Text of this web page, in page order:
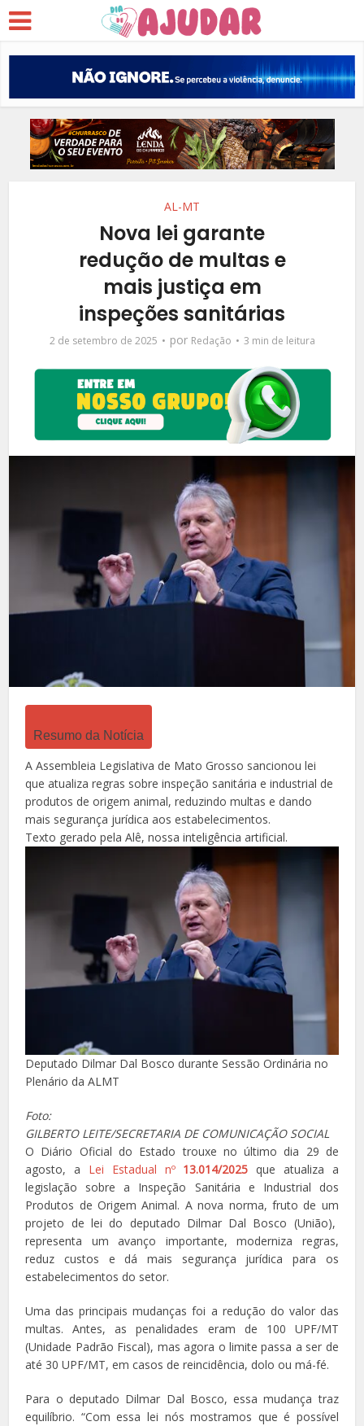
AL-MT
Nova lei garante
redução de multas e
mais justiça em
inspeções sanitárias
2 de setembro de 2025 por Redação 3 min de leitura
Resumo da Notícia
A Assembleia Legislativa de Mato Grosso sancionou lei
que atualiza regras sobre inspeção sanitária e industrial de
produtos de origem animal, reduzindo multas e dando
mais segurança jurídica aos estabelecimentos.
Texto gerado pela Alê, nossa inteligência artificial.
Deputado Dilmar Dal Bosco durante Sessão Ordinária no
Plenário da ALMT
Foto:
GILBERTO LEITE/SECRETARIA DE COMUNICAÇÃO SOCIAL
O Diário Oficial do Estado trouxe no último dia 29 de
agosto, a Lei Estadual nº 13.014/2025 que atualiza a
legislação sobre a Inspeção Sanitária e Industrial dos
Produtos de Origem Animal. A nova norma, fruto de um
projeto de lei do deputado Dilmar Dal Bosco (União),
representa um avanço importante, moderniza regras,
reduz custos e dá mais segurança jurídica para os
estabelecimentos do setor.
Uma das principais mudanças foi a redução do valor das
multas. Antes, as penalidades eram de 100 UPF/MT
(Unidade Padrão Fiscal), mas agora o limite passa a ser de
até 30 UPF/MT, em casos de reincidência, dolo ou má-fé.
Para o deputado Dilmar Dal Bosco, essa mudança traz
equilíbrio. “Com essa lei nós mostramos que é possível